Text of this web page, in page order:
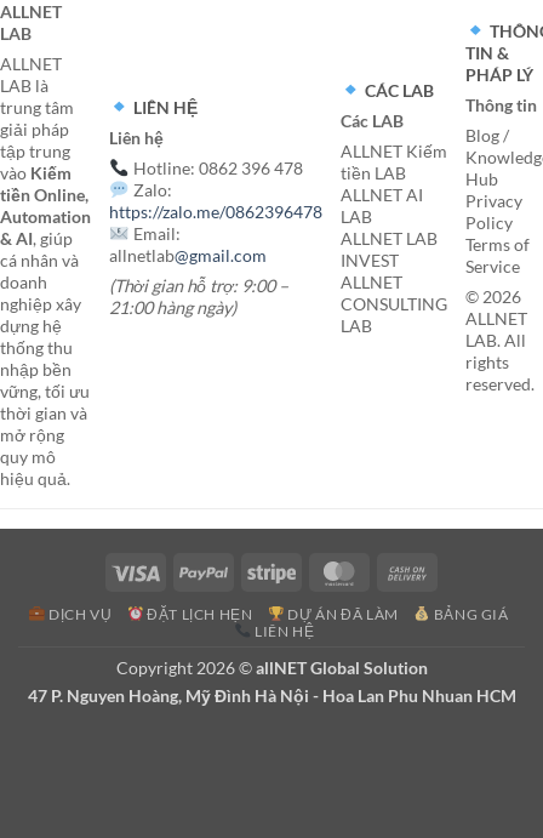
ALLNET
LAB
ALLNET
LAB là
trung tâm
giải pháp
tập trung
vào Kiếm
tiền Online,
Automation
& AI, giúp
cá nhân và
doanh
nghiệp xây
dựng hệ
thống thu
nhập bền
vững, tối ưu
thời gian và
mở rộng
quy mô
hiệu quả.
LIÊN HỆ
Liên hệ
Hotline: 0862 396 478
Zalo:
https://zalo.me/0862396478
Email:
allnetlab@gmail.com
(Thời gian hỗ trợ: 9:00 –
21:00 hàng ngày)
CÁC LAB
Các LAB
ALLNET Kiếm
tiền LAB
ALLNET AI
LAB
ALLNET LAB
INVEST
ALLNET
CONSULTING
LAB
TIN &
PHÁP LÝ
Thông tin
Blog /
Hub
Privacy
Policy
Terms of
Service
© 2026
ALLNET
LAB. All
rights
reserved.
Visa PayPal Stripe MasterCard
Delivery
DỊCH VỤ ĐẶT LỊCH HẸN DỰ ÁN ĐÃ LÀM
BẢNG GIÁ
LIÊN HỆ
Copyright 2026 ©allNET Global Solution
47 P. Nguyen Hoàng, Mỹ Đình Hà Nội - Hoa Lan Phu Nhuan HCM